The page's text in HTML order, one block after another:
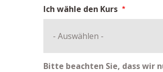
Ich wähle den Kurs
Bitte beachten Sie, dass wir